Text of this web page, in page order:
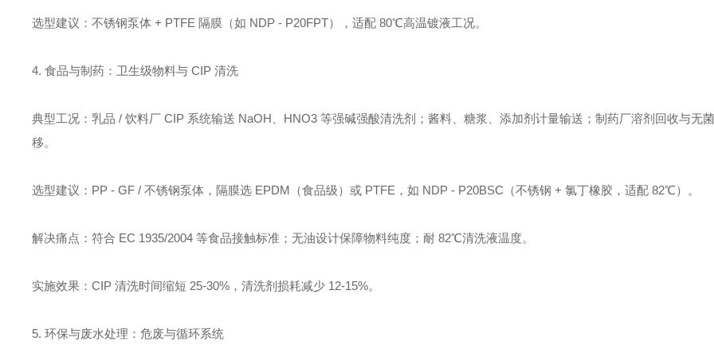
选型建议：不锈钢泵体 + PTFE 隔膜（如 NDP - P20FPT），适配 80℃高温镀液工况。
4. 食品与制药：卫生级物料与 CIP 清洗
典型工况：乳品 / 饮料厂 CIP 系统输送 NaOH、HNO3 等强碱强酸清洗剂；酱料、糖浆、添加剂计量输送；制药厂溶剂回收与无
移。
选型建议：PP - GF / 不锈钢泵体，隔膜选 EPDM（食品级）或 PTFE，如 NDP - P20BSC（不锈钢 + 氯丁橡胶，适配 82℃）。
解决痛点：符合 EC 1935/2004 等食品接触标准；无油设计保障物料纯度；耐 82℃清洗液温度。
实施效果：CIP 清洗时间缩短 25-30%，清洗剂损耗减少 12-15%。
5. 环保与废水处理：危废与循环系统